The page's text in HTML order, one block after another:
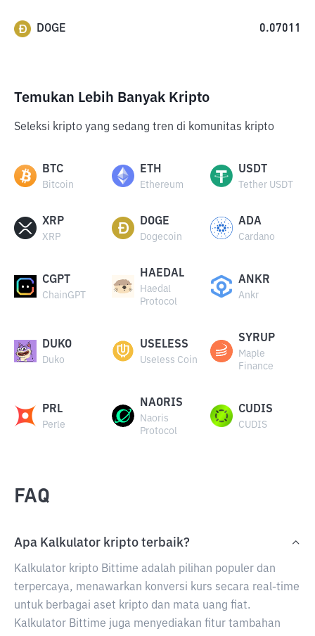
DOGE 0.07011
Temukan Lebih Banyak Kripto
Seleksi kripto yang sedang tren di komunitas kripto
BTC
Bitcoin
ETH
Ethereum
USDT
Tether USDT
XRP
XRP
DOGE
Dogecoin
ADA
Cardano
CGPT
ChainGPT
HAEDAL
Haedal
Protocol
ANKR
Ankr
DUKO
Duko
USELESS
Useless Coin
SYRUP
Maple
Finance
PRL
Perle
NAORIS
Naoris
Protocol
CUDIS
CUDIS
FAQ
Apa Kalkulator kripto terbaik?
Kalkulator kripto Bittime adalah pilihan populer dan
terpercaya, menawarkan konversi kurs secara real-time
untuk berbagai aset kripto dan mata uang fiat.
Kalkulator Bittime juga menyediakan fitur tambahan